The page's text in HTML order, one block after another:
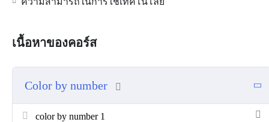
เนื้อหาของคอร์ส
Color by number
color by number 1